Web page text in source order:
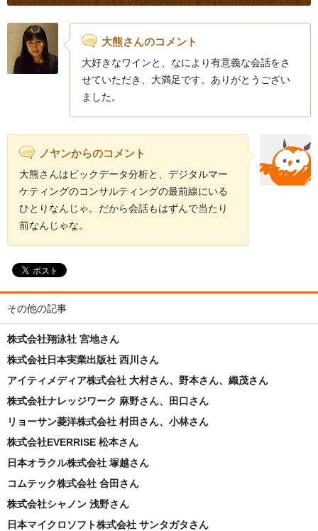
大熊さんのコメント
大好きなワインと、なにより有意義な会話をさ
せていただき、大満足です。ありがとうござい
ました。
ノヤンからのコメント
大熊さんはビックデータ分析と、デジタルマー
ケティングのコンサルティングの最前線にいる
ひとりなんじゃ。だから会話もはずんで当たり
前なんじゃな。
その他の記事
株式会社翔泳社 宮地さん
株式会社日本実業出版社 西川さん
アイティメディア株式会社 大村さん、野本さん、織茂さん
株式会社ナレッジワーク 麻野さん、田口さん
リョーサン菱洋株式会社 村田さん、小林さん
株式会社EVERRISE 松本さん
日本オラクル株式会社 塚越さん
コムテック株式会社 合田さん
株式会社シャノン 浅野さん
日本マイクロソフト株式会社 サンタガタさん